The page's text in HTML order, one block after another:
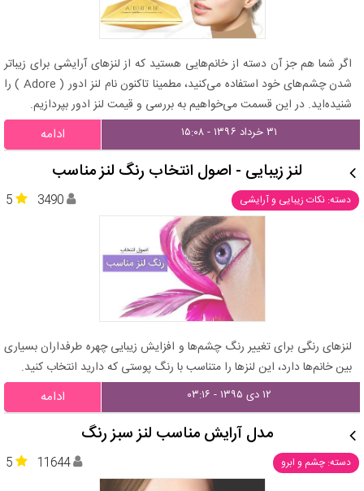
اگر شما هم جز آن دسته از خانم‌هایی هستید که از لنزهای آرایشی برای زیباتر
شدن چشم‌های خود استفاده می‌کنید، مطمینا تاکنون نام لنز ادور ( Adore ) را
شنیده‌اید. در این قسمت می‌خواهیم به بررسی و قیمت لنز ادور بپردازیم.
۳۱ خرداد ۱۳۹۶ - ۱۵:۰۸ ادامه
لنز زیبایی - اصول انتخاب رنگ لنز مناسب
دسته: نکات زیبایی و آرایشی 5 3490
لنزهای رنگی برای تغییر رنگ چشم‌ها و افزایش زیبایی چهره طرفداران بسیاری
بین خانم‌ها دارد، این لنزها را متناسب با رنگ پوستی که دارید انتخاب کنید.
۱۲ دی ۱۳۹۵ - ۰۳:۱۶ ادامه
مدل آرایش مناسب لنز سبز رنگ
دسته: چشم و ابرو 5 11644